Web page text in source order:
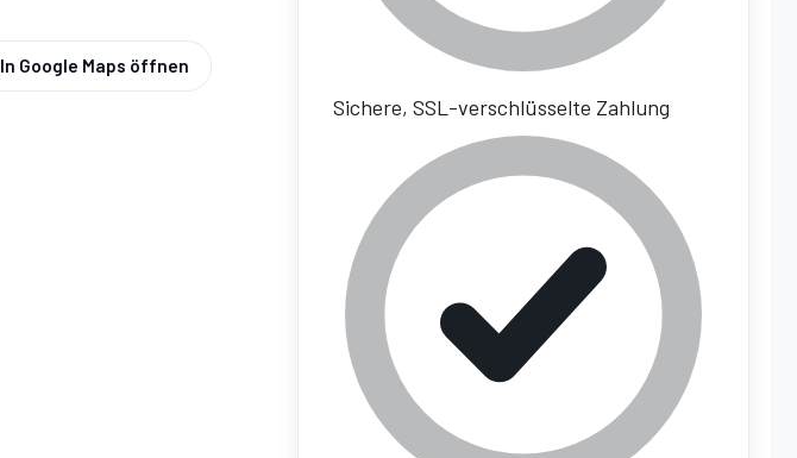
In Google Maps öffnen
Sichere, SSL-verschlüsselte Zahlung